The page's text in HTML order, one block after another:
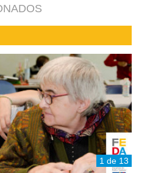
1 de 13